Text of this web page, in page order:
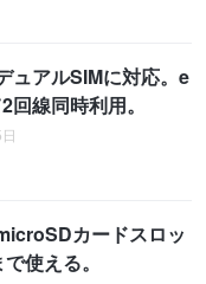
ュアルSIMに対応。e
線同時利用。
カードスロッ
使える。